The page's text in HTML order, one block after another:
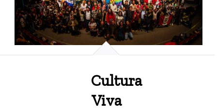
Cultura
Viva